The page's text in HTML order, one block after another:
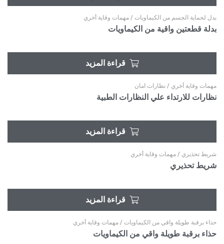
بدل لحماية الجسم من الكيماويات / مهمات وقاية أخري
بدلة قطعتين واقية من الكيماويات
قراءة المزيد
مهمات وقاية أخري / نظارات امان
نظارات للارتداء علي النظارات الطبية
قراءة المزيد
شريط تحذيري / مهمات وقاية أخري
شريط تحذيري
قراءة المزيد
حذاء برقبة طويلة واقي من الكيماويات / مهمات وقاية أخري
حذاء برقبة طويلة واقي من الكيماويات